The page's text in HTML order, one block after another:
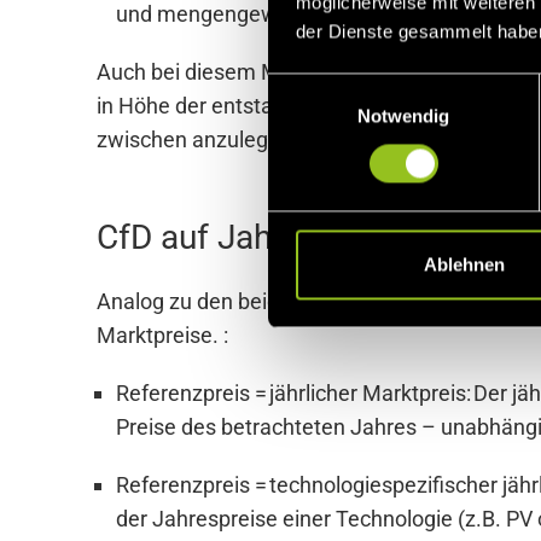
der Dienste gesammelt
i
l
g
g
s
u
s
Notwendig
Ablehnen
und mengengewichteten Mittelwert der
Auch bei diesem Modell gilt: Liegt der
in Höhe der entstandenen Differenz. Liegt
zwischen anzulegendem Wert und
CfD auf Jahresbasis
Analog zu den beiden vorgenannten CfD-
Marktpreise. :
Referenzpreis = jährlicher Marktpreis: Der
Preise des betrachteten Jahres –
Referenzpreis = technologiespezifischer
der Jahrespreise einer Technologie (z.B.